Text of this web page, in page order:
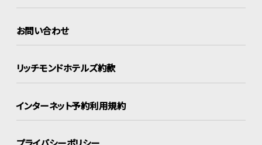
お問い合わせ
リッチモンドホテルズ約款
インターネット予約利用規約